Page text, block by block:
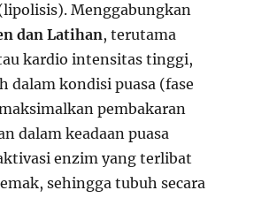
Menggabungkan
dan Latihan, terutama
kardio intensitas tinggi,
dalam kondisi puasa (fase
pembakaran
dalam keadaan puasa
enzim yang terlibat
sehingga tubuh secara